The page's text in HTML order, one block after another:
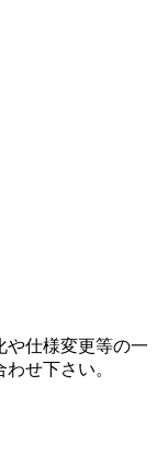
仕様変更等の一
せ下さい。